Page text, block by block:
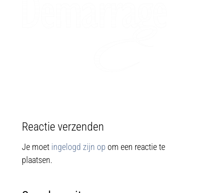
Reactie verzenden
Je moet ingelogd zijn op om een reactie te
plaatsen.